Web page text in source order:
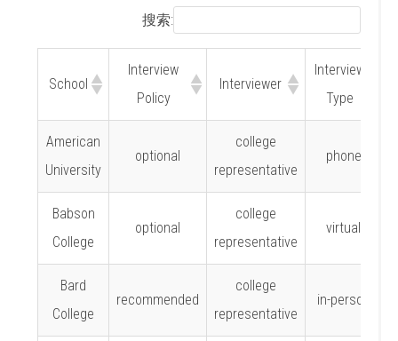
搜索:
School
Interview
Policy
Interviewer
Interview
Type
American
University
optional
college
representative
phone
Babson
College
optional
college
representative
virtual
Bard
College
recommended
college
representative
in-person